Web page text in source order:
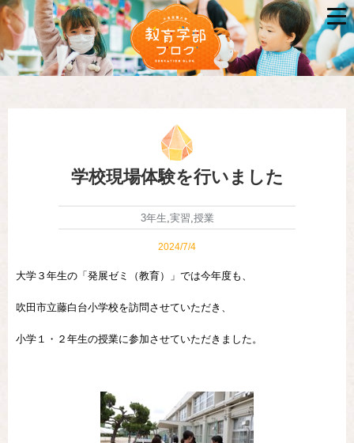
学校現場体験を行いました
2024/7/4
3年生 実習 授業
大学３年生の「発展ゼミ（教育）」では今年度も、
吹田市立藤白台小学校を訪問させていただき、
小学１・２年生の授業に参加させていただきました。